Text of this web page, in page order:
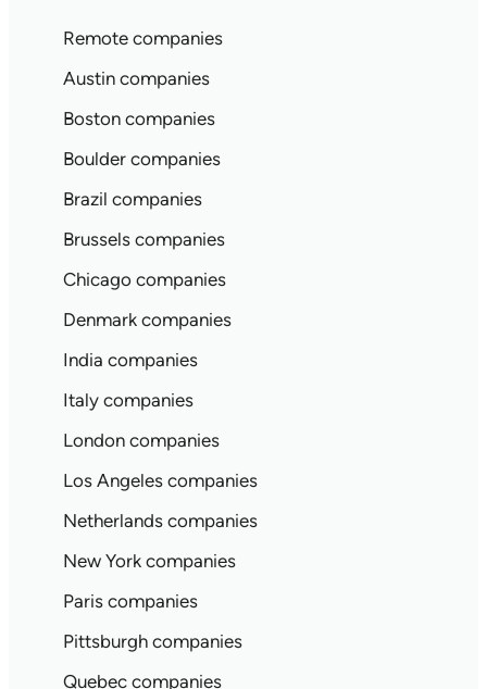
Remote companies
Austin companies
Boston companies
Boulder companies
Brazil companies
Brussels companies
Chicago companies
Denmark companies
India companies
Italy companies
London companies
Los Angeles companies
Netherlands companies
New York companies
Paris companies
Pittsburgh companies
Quebec companies